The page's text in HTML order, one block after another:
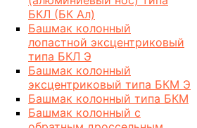
БКЛ (БК Ал)
Башмак колонный
лопастной эксцентриковый
типа БКЛ Э
Башмак колонный
эксцентриковый типа БКМ Э
Башмак колонный типа БКМ
Башмак колонный с